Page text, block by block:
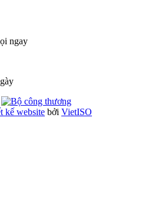
ngay
kế website bởi VietISO